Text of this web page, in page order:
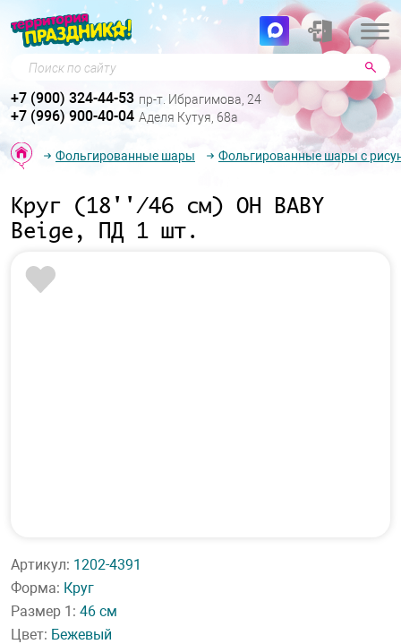
Поиск по сайту
+7 (900) 324-44-53 пр-т. Ибрагимова, 24
+7 (996) 900-40-04 Аделя Кутуя, 68а
Фольгированные шары Фольгированные шары с
Круг (18''/46 см) OH BABY
Beige, ПД 1 шт.
Артикул: 1202-4391
Форма: Круг
Размер 1: 46 см
Цвет: Бежевый